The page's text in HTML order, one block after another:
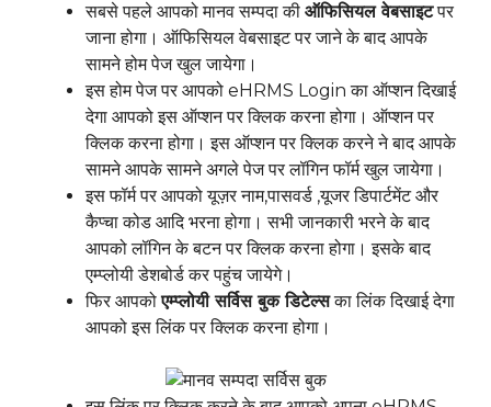
सबसे पहले आपको मानव सम्पदा की ऑफिसियल वेबसाइटपर
जाना होगा। ऑफिसियल वेबसाइट पर जाने के बाद आपके
सामने होम पेज खुल जायेगा।
इस होम पेज पर आपको eHRMS Login का ऑप्शन दिखाई
देगा आपको इस ऑप्शन पर क्लिक करना होगा। ऑप्शन पर
क्लिक करना होगा। इस ऑप्शन पर क्लिक करने ने बाद आपके
सामने आपके सामने अगले पेज पर लॉगिन फॉर्म खुल जायेगा।
इस फॉर्म पर आपको यूज़र नाम,पासवर्ड ,यूजर डिपार्टमेंट और
कैप्चा कोड आदि भरना होगा। सभी जानकारी भरने के बाद
आपको लॉगिन के बटन पर क्लिक करना होगा। इसके बाद
एम्प्लोयी डेशबोर्ड कर पहुंच जायेगे।
फिर आपकोएम्प्लोयी सर्विस बुक डिटेल्सका लिंक दिखाई देगा
आपको इस लिंक पर क्लिक करना होगा।